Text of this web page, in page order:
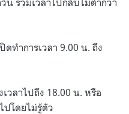
ดทำการเวลา 9.00 น. ถึง
วลาไปถึง 18.00 น. หรือ
ปโดยไม่รู้ตัว